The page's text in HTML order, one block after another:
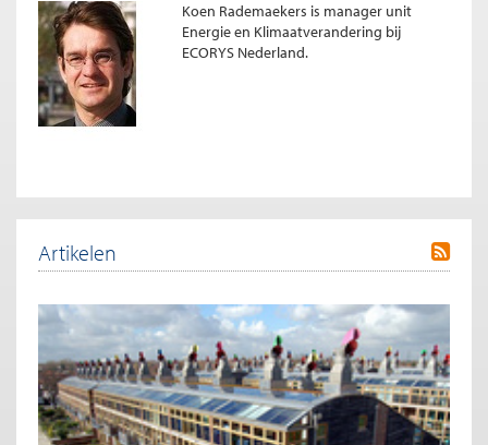
Koen Rademaekers is manager unit
Energie en Klimaatverandering bij
ECORYS Nederland.
Artikelen